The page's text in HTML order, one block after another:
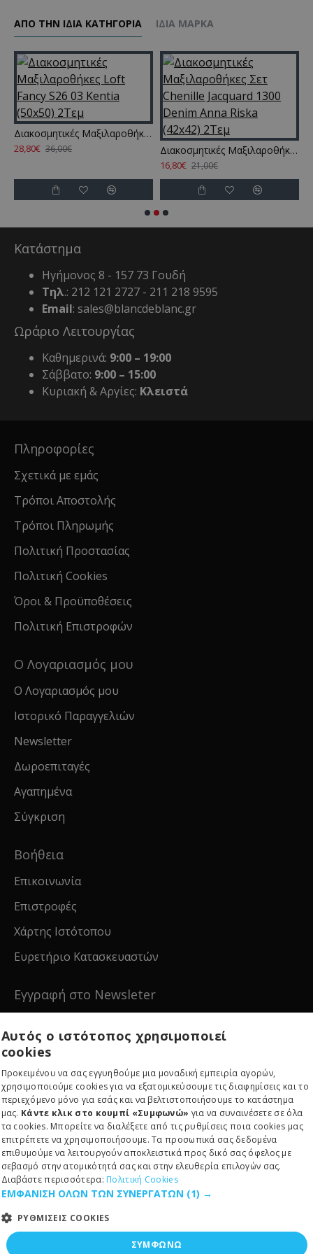
ΑΠΌ ΤΗΝ ΊΔΙΑ ΚΑΤΗΓΌΡΙΑ ΊΔΙΑ ΜΆΡΚΑ
Διακοσμητικές Μαξιλαροθήκες Loft Fancy S26 03 Kentia (50x50) 2Τεμ
28,80€ 36,00€ Διακοσμητικές Μαξιλαροθήκες Σετ Chenille Jacquard 1300 Denim Anna Riska (42x42) 2Τεμ
16,80€ 21,00€
Κατάστημα
Ηγήμονος 8 - 157 73 Γουδή
Τηλ.: 212 121 2727 - 211 218 9595
Email: sales@blancdeblanc.gr
Ωράριο Λειτουργίας
Καθημερινά: 9:00 – 19:00
Σάββατο: 9:00 – 15:00
Κυριακή & Αργίες: Κλειστά
Πληροφορίες
Σχετικά με εμάς
Τρόποι Αποστολής
Τρόποι Πληρωμής
Πολιτική Προστασίας
Πολιτική Cookies
Όροι & Προϋποθέσεις
Πολιτική Επιστροφών
Ο Λογαριασμός μου
Ο Λογαριασμός μου
Ιστορικό Παραγγελιών
Newsletter
Δωροεπιταγές
Αγαπημένα
Σύγκριση
Βοήθεια
Επικοινωνία
Επιστροφές
Χάρτης Ιστότοπου
Ευρετήριο Κατασκευαστών
Εγγραφή στο Newsleter
Εγγραφείτε για νέα και ειδικές προσφορές!
Εγγραφείτε
Αυτός ο ιστότοπος χρησιμοποιεί
cookies
Προκειμένου να σας εγγυηθούμε μια μοναδική εμπειρία αγορών,
χρησιμοποιούμε cookies για να εξατομικεύσουμε τις διαφημίσεις και το
περιεχόμενο μόνο για εσάς και να βελτιστοποιήσουμε το κατάστημα
μας. Κάντε κλικ στο κουμπί «Συμφωνώ» για να συναινέσετε σε όλα
τα cookies. Μπορείτε να διαλέξετε από τις ρυθμίσεις ποια cookies μας
επιτρέπετε να χρησιμοποιήσουμε. Τα προσωπικά σας δεδομένα
επιθυμούμε να λειτουργούν αποκλειστικά προς δικό σας όφελος με
σεβασμό στην ατομικότητά σας και στην ελευθερία επιλογών σας.
Διαβάστε περισσότερα: Πολιτική Cookies
ΕΜΦΑΝΙΣΗ ΟΛΩΝ ΤΩΝ ΣΥΝΕΡΓΑΤΩΝ (1) →
ΡΥΘΜΙΣΕΙΣ COOKIES
ΣΥΜΦΩΝΩ